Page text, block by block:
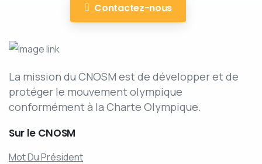
Contactez-nous
La mission du CNOSM est de développer et de
protéger le mouvement olympique
conformément à la Charte Olympique.
Sur le CNOSM
Mot Du Président